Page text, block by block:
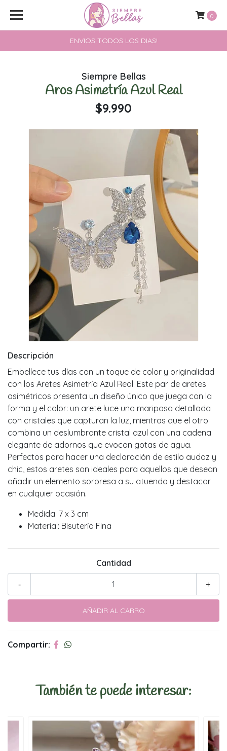
ENVIOS TODOS LOS DIAS!
0
Siempre Bellas
Aros Asimetría Azul Real
$9.990
Descripción
Embellece tus días con un toque de color y originalidad
con los Aretes Asimetría Azul Real. Este par de aretes
asimétricos presenta un diseño único que juega con la
forma y el color: un arete luce una mariposa detallada
con cristales que capturan la luz, mientras que el otro
combina un deslumbrante cristal azul con una cadena
elegante de adornos que evocan gotas de agua.
Perfectos para hacer una declaración de estilo audaz y
chic, estos aretes son ideales para aquellos que desean
añadir un elemento sorpresa a su atuendo y destacar
en cualquier ocasión.
Medida: 7 x 3 cm
Material: Bisutería Fina
Cantidad
+
-
Compartir:
También te puede interesar: